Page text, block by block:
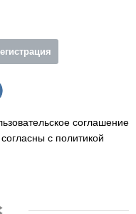
соглашение
с политикой